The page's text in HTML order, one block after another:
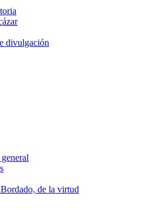
divulgación
de la virtud